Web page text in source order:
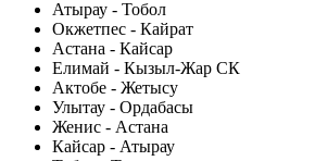
Атырау - Тобол
Окжетпес - Кайрат
Астана - Кайсар
Елимай - Кызыл-Жар СК
Актобе - Жетысу
Улытау - Ордабасы
Женис - Астана
Кайсар - Атырау